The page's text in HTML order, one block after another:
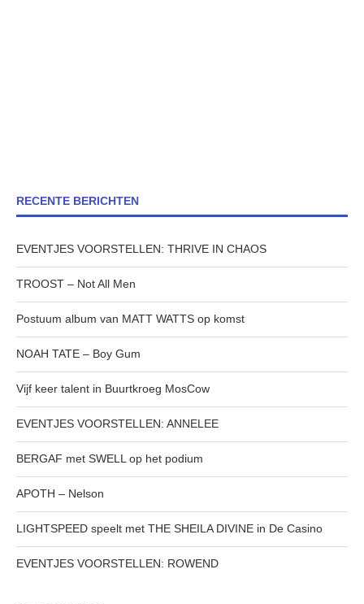
RECENTE BERICHTEN
EVENTJES VOORSTELLEN: THRIVE IN CHAOS
TROOST – Not All Men
Postuum album van MATT WATTS op komst
NOAH TATE – Boy Gum
Vijf keer talent in Buurtkroeg MosCow
EVENTJES VOORSTELLEN: ANNELEE
BERGAF met SWELL op het podium
APOTH – Nelson
LIGHTSPEED speelt met THE SHEILA DIVINE in De Casino
EVENTJES VOORSTELLEN: ROWEND